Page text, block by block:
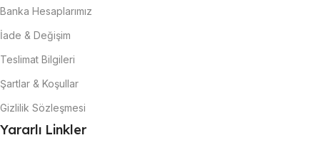
Banka Hesaplarımız
İade & Değişim
Teslimat Bilgileri
Şartlar & Koşullar
Gizlilik Sözleşmesi
Yararlı Linkler